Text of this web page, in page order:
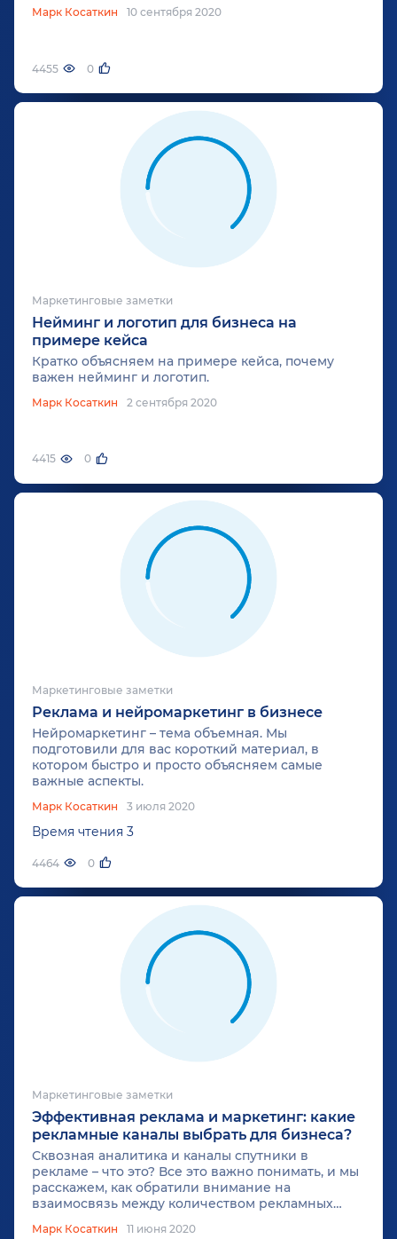
Марк Косаткин 10 сентября 2020
4455 0
Маркетинговые заметки
Нейминг и логотип для бизнеса на
примере кейса
Кратко объясняем на примере кейса, почему
Марк Косаткин 2 сентября 2020
4415 0
Маркетинговые заметки
Реклама и нейромаркетинг в бизнесе
Нейромаркетинг – тема объемная. Мы
подготовили для вас короткий материал, в
котором быстро и просто объясняем самые
важные аспекты.
Марк Косаткин 3 июля 2020
Время чтения 3
4464 0
Маркетинговые заметки
Эффективная реклама и маркетинг: какие
рекламные каналы выбрать для бизнеса?
Сквозная аналитика и каналы спутники в
рекламе – что это? Все это важно понимать, и мы
расскажем, как обратили внимание на
взаимосвязь между количеством рекламных
Марк Косаткин 11 июня 2020